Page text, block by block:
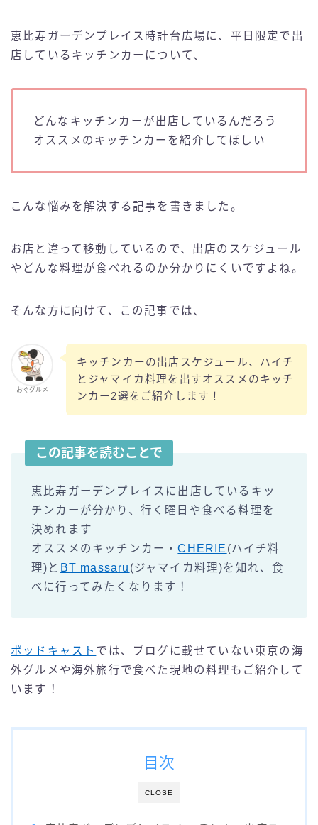
恵比寿ガーデンプレイス時計台広場に、平日限定で出
店しているキッチンカーについて、
どんなキッチンカーが出店しているんだろう
オススメのキッチンカーを紹介してほしい
こんな悩みを解決する記事を書きました。
お店と違って移動しているので、出店のスケジュール
やどんな料理が食べれるのか分かりにくいですよね。
そんな方に向けて、この記事では、
おぐグルメ
キッチンカーの出店スケジュール、ハイチ
とジャマイカ料理を出すオススメのキッチ
ンカー2選をご紹介します！
この記事を読むことで
恵比寿ガーデンプレイスに出店しているキッ
チンカーが分かり、行く曜日や食べる料理を
決めれます
オススメのキッチンカー・CHERIE (ハイチ料
理)と BT massaru (ジャマイカ料理)を知れ、食
べに行ってみたくなります！
ポッドキャスト では、ブログに載せていない東京の海
外グルメや海外旅行で食べた現地の料理もご紹介して
います！
CLOSE
目次